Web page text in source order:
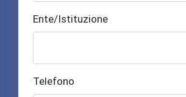
Ente/Istituzione
Telefono